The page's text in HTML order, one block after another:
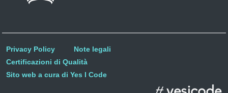
Privacy Policy
Note legali
Certificazioni di Qualità
Sito web a cura di Yes I Code